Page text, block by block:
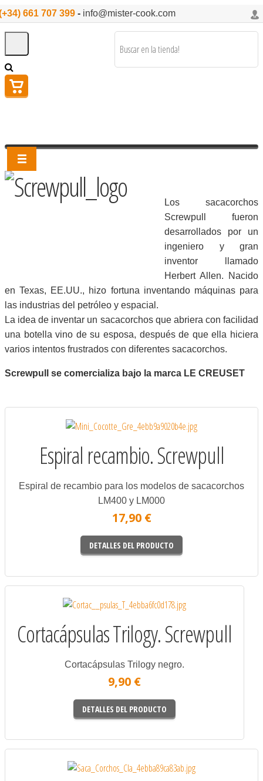
661 707 399 - info@mister-cook.com
Los sacacorchos
Screwpull fueron
desarrollados por un
ingeniero y gran
inventor llamado
Herbert Allen. Nacido
en Texas, EE.UU., hizo fortuna inventando máquinas para
las industrias del petróleo y espacial.
La idea de inventar un sacacorchos que abriera con facilidad
una botella vino de su esposa, después de que ella hiciera
varios intentos frustrados con diferentes sacacorchos.
Screwpull se comercializa bajo la marca LE CREUSET
Espiral recambio. Screwpull
Espiral de recambio para los modelos de sacacorchos
LM400 y LM000
17,90 €
DETALLES DEL PRODUCTO
Cortacápsulas Trilogy. Screwpull
Cortacápsulas Trilogy negro.
9,90 €
DETALLES DEL PRODUCTO